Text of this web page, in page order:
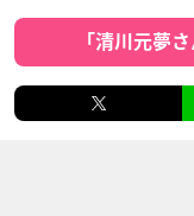
「清川元夢